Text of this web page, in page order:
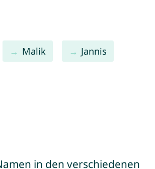
Malik Jannis
in den verschiedenen